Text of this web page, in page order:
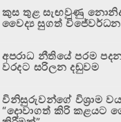
කුස තුළ සැඟවුණු
වෛද්‍ය සුගත් විජේවර්ධන
අපරාධ නීතියේ පරම
වරදට සරිලන දඬුවම
විනිසුරුවන්ගේ විශ්‍රාම
“දොවාගත් කිරි කළයට